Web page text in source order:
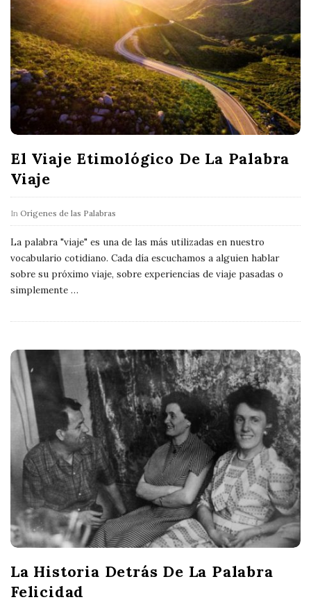
El Viaje Etimológico De La Palabra
Viaje
In Orígenes de las Palabras
La palabra "viaje" es una de las más utilizadas en nuestro
vocabulario cotidiano. Cada día escuchamos a alguien hablar
sobre su próximo viaje, sobre experiencias de viaje pasadas o
simplemente …
La Historia Detrás De La Palabra
Felicidad